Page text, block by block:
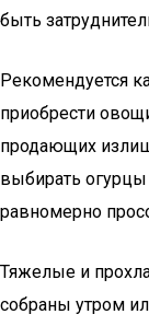
быть
Рекомендуется
приобрести
продающих
выбирать огурцы
равномерно
Тяжелые и
собраны утром